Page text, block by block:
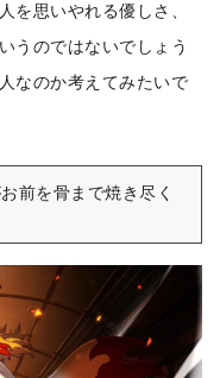
を思いやれる優しさ、
うのではないでしょう
なのか考えてみたいで
前を骨まで焼き尽く